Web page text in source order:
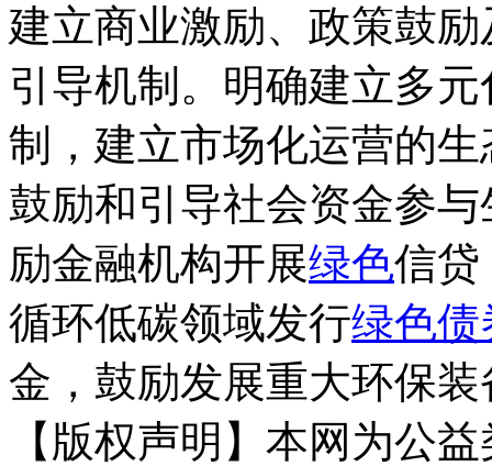
建立商业激励、政策鼓
引导机制。明确建立多
制，建立市场化运营的
鼓励和引导社会资金参
励金融机构开展绿色信贷
循环低碳领域发行绿色债
金，鼓励发展重大环保
【版权声明】本网为公